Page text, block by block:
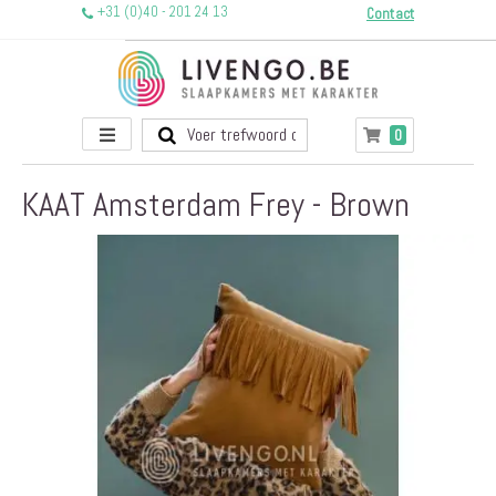
+31 (0)40 - 201 24 13 Contact
Toggle
Nav
Winkelwagen
0producten
KAAT Amsterdam Frey - Brown